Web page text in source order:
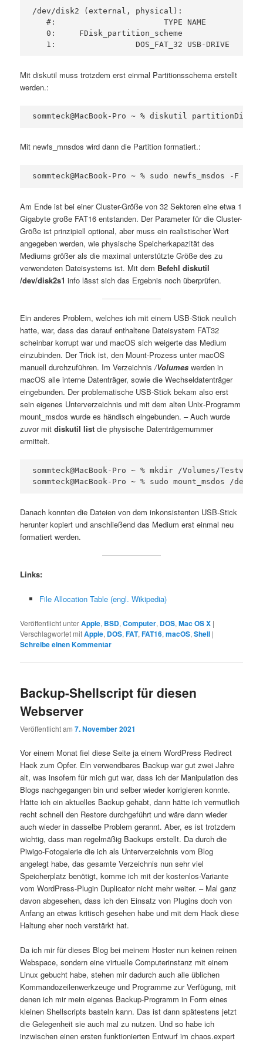
/dev/disk2 (external, physical):
#:                       TYPE NAME
0:     FDisk_partition_scheme
1:                 DOS_FAT_32 USB-DRIVE
Mit diskutil muss trotzdem erst einmal Partitionsschema erstellt
werden.:
sommteck@MacBook-Pro ~ % diskutil partitionDisk /
Mit newfs_mnsdos wird dann die Partition formatiert.:
sommteck@MacBook-Pro ~ % sudo newfs_msdos -F
Am Ende ist bei einer Cluster-Größe von 32 Sektoren eine etwa 1
Gigabyte große FAT16 entstanden. Der Parameter für die Cluster-
Größe ist prinzipiell optional, aber muss ein realistischer Wert
angegeben werden, wie physische Speicherkapazität des
Mediums größer als die maximal unterstützte Größe des zu
verwendeten Dateisystems ist. Mit dem Befehl diskutil
/dev/disk2s1 info lässt sich das Ergebnis noch überprüfen.
Ein anderes Problem, welches ich mit einem USB-Stick neulich
hatte, war, dass das darauf enthaltene Dateisystem FAT32
scheinbar korrupt war und macOS sich weigerte das Medium
einzubinden. Der Trick ist, den Mount-Prozess unter macOS
manuell durchzuführen. Im Verzeichnis/Volumes werden in
macOS alle interne Datenträger, sowie die Wechseldatenträger
eingebunden. Der problematische USB-Stick bekam also erst
sein eigenes Unterverzeichnis und mit dem alten Unix-Programm
mount_msdos wurde es händisch eingebunden. – Auch wurde
zuvor mitdiskutil list die physische Datenträgernummer
ermittelt.
sommteck@MacBook-Pro ~ % mkdir /Volumes/
sommteck@MacBook-Pro ~ % sudo mount_msdos /
Danach konnten die Dateien von dem inkonsistenten USB-Stick
herunter kopiert und anschließend das Medium erst einmal neu
formatiert werden.
Links:
File Allocation Table (engl. Wikipedia)
Veröffentlicht unterApple, BSD,Computer, DOS,Mac OS X |
Verschlagwortet mitApple, DOS,FAT,FAT16,macOS,Shell |
Schreibe einen Kommentar
Backup-Shellscript für diesen
Webserver
Veröffentlicht am7. November 2021
Vor einem Monat fiel diese Seite ja einem WordPress Redirect
Hack zum Opfer. Ein verwendbares Backup war gut zwei Jahre
alt, was insofern für mich gut war, dass ich der Manipulation des
Blogs nachgegangen bin und selber wieder korrigieren konnte.
Hätte ich ein aktuelles Backup gehabt, dann hätte ich vermutlich
recht schnell den Restore durchgeführt und wäre dann wieder
auch wieder in dasselbe Problem gerannt. Aber, es ist trotzdem
wichtig, dass man regelmäßig Backups erstellt. Da durch die
Piwigo-Fotogalerie die ich als Unterverzeichnis vom Blog
angelegt habe, das gesamte Verzeichnis nun sehr viel
Speicherplatz benötigt, komme ich mit der kostenlos-Variante
vom WordPress-Plugin Duplicator nicht mehr weiter. – Mal ganz
davon abgesehen, dass ich den Einsatz von Plugins doch von
Anfang an etwas kritisch gesehen habe und mit dem Hack diese
Haltung eher noch verstärkt hat.
Da ich mir für dieses Blog bei meinem Hoster nun keinen reinen
Webspace, sondern eine virtuelle Computerinstanz mit einem
Linux gebucht habe, stehen mir dadurch auch alle üblichen
Kommandozeilenwerkzeuge und Programme zur Verfügung, mit
denen ich mir mein eigenes Backup-Programm in Form eines
kleinen Shellscripts basteln kann. Das ist dann spätestens jetzt
die Gelegenheit sie auch mal zu nutzen. Und so habe ich
inzwischen einen ersten funktionierten Entwurf im chaos.expert